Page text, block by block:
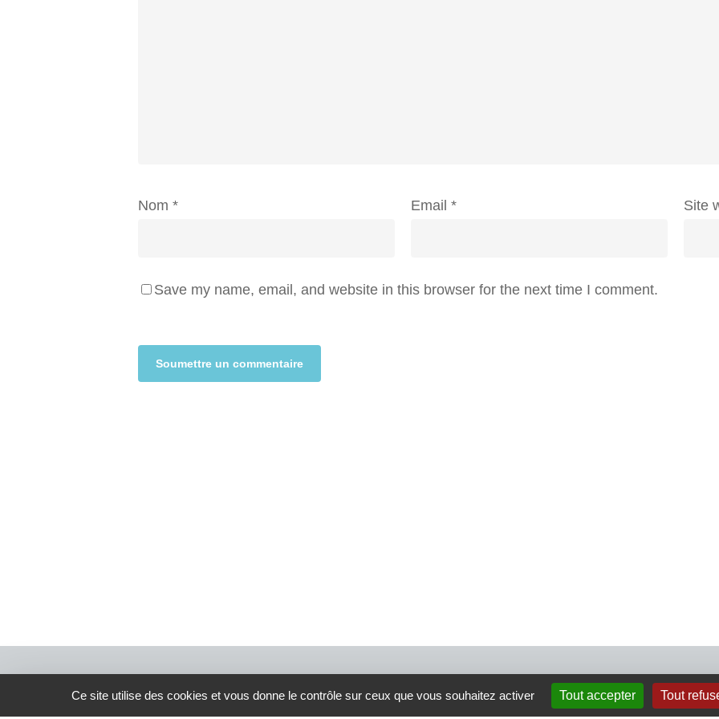
Nom * Email * Site
Save my name, email, and website in this browser for the next time I comment.
4 rue Crec’h-Ugen
Ce site utilise des cookies et vous donne le contrôle sur ceux que vous souhaitez activer Tout accepter Tout